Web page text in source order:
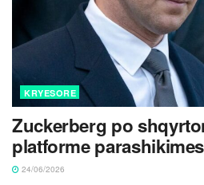
KRYESORE
Zuckerberg po
platforme
24/06/2026